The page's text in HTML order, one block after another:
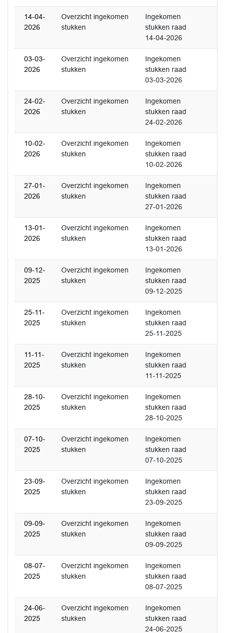
14-04-
2026
Overzicht ingekomen
stukken
Ingekomen
stukken raad
14-04-2026
03-03-
2026
Overzicht ingekomen
stukken
Ingekomen
stukken raad
03-03-2026
24-02-
2026
Overzicht ingekomen
stukken
Ingekomen
stukken raad
24-02-2026
10-02-
2026
Overzicht ingekomen
stukken
Ingekomen
stukken raad
10-02-2026
27-01-
2026
Overzicht ingekomen
stukken
Ingekomen
stukken raad
27-01-2026
13-01-
2026
Overzicht ingekomen
stukken
Ingekomen
stukken raad
13-01-2026
09-12-
2025
Overzicht ingekomen
stukken
Ingekomen
stukken raad
09-12-2025
25-11-
2025
Overzicht ingekomen
stukken
Ingekomen
stukken raad
25-11-2025
11-11-
2025
Overzicht ingekomen
stukken
Ingekomen
stukken raad
11-11-2025
28-10-
2025
Overzicht ingekomen
stukken
Ingekomen
stukken raad
28-10-2025
07-10-
2025
Overzicht ingekomen
stukken
Ingekomen
stukken raad
07-10-2025
23-09-
2025
Overzicht ingekomen
stukken
Ingekomen
stukken raad
23-09-2025
09-09-
2025
Overzicht ingekomen
stukken
Ingekomen
stukken raad
09-09-2025
08-07-
2025
Overzicht ingekomen
stukken
Ingekomen
stukken raad
08-07-2025
24-06-
2025
Overzicht ingekomen
stukken
Ingekomen
stukken raad
24-06-2025